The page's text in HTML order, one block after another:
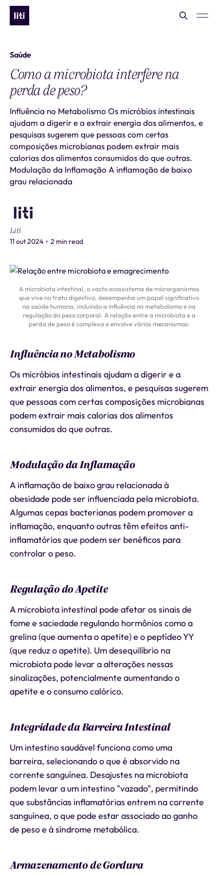
Saúde
Como a microbiota interfere na
perda de peso?
Influência no Metabolismo Os micróbios intestinais
ajudam a digerir e a extrair energia dos alimentos, e
pesquisas sugerem que pessoas com certas
composições microbianas podem extrair mais
calorias dos alimentos consumidos do que outras.
Modulação da Inflamação A inflamação de baixo
grau relacionada
Liti
11 out 2024 • 2 min read
A microbiota intestinal, o vasto ecossistema de microrganismos
que vive no trato digestivo, desempenha um papel significativo
na saúde humana, incluindo a influência no metabolismo e na
regulação do peso corporal. A relação entre a microbiota e a
perda de peso é complexa e envolve vários mecanismos:
Influência no Metabolismo
Os micróbios intestinais ajudam a digerir e a
extrair energia dos alimentos, e pesquisas sugerem
que pessoas com certas composições microbianas
podem extrair mais calorias dos alimentos
consumidos do que outras.
Modulação da Inflamação
A inflamação de baixo grau relacionada à
obesidade pode ser influenciada pela microbiota.
Algumas cepas bacterianas podem promover a
inflamação, enquanto outras têm efeitos anti-
inflamatórios que podem ser benéficos para
controlar o peso.
Regulação do Apetite
A microbiota intestinal pode afetar os sinais de
fome e saciedade regulando hormônios como a
grelina (que aumenta o apetite) e o peptídeo YY
(que reduz o apetite). Um desequilíbrio na
microbiota pode levar a alterações nessas
sinalizações, potencialmente aumentando o
apetite e o consumo calórico.
Integridade da Barreira Intestinal
Um intestino saudável funciona como uma
barreira, selecionando o que é absorvido na
corrente sanguínea. Desajustes na microbiota
podem levar a um intestino "vazado", permitindo
que substâncias inflamatórias entrem na corrente
sanguínea, o que pode estar associado ao ganho
de peso e à síndrome metabólica.
Armazenamento de Gordura